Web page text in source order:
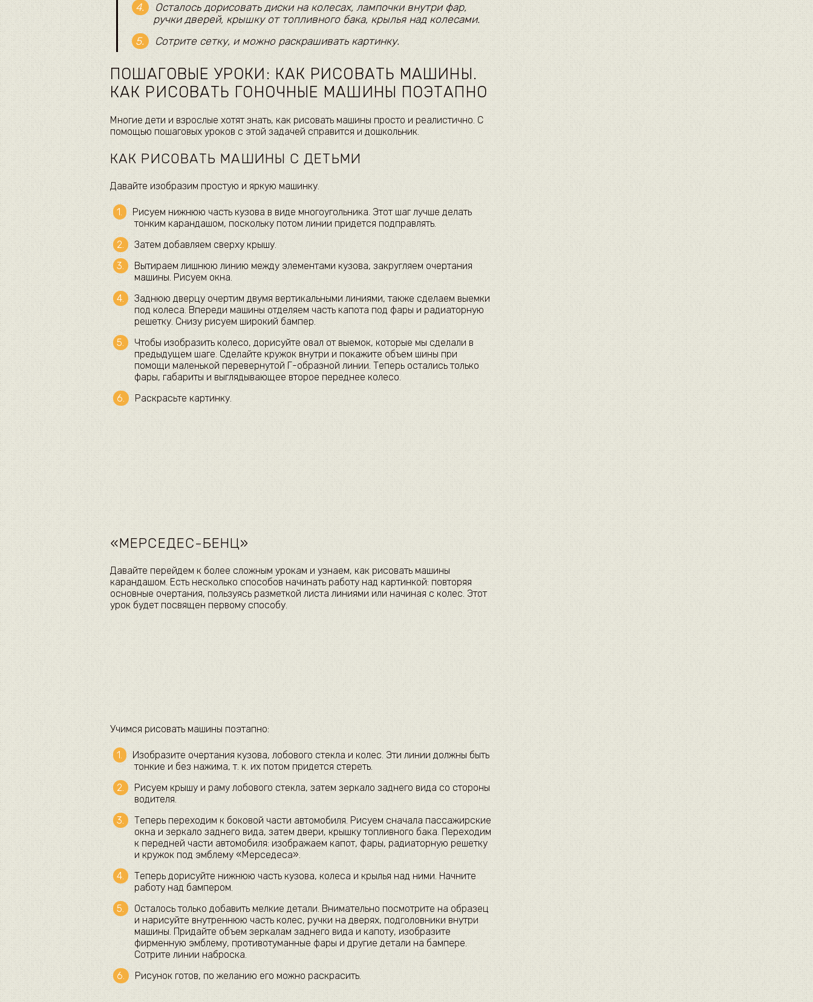
Осталось дорисовать диски на колесах, лампочки внутри фар,
ручки дверей, крышку от топливного бака, крылья над колесами.
Сотрите сетку, и можно раскрашивать картинку.
ПОШАГОВЫЕ УРОКИ: КАК РИСОВАТЬ МАШИНЫ.
КАК РИСОВАТЬ ГОНОЧНЫЕ МАШИНЫ ПОЭТАПНО
Многие дети и взрослые хотят знать, как рисовать машины просто и реалистично. С
помощью пошаговых уроков с этой задачей справится и дошкольник.
КАК РИСОВАТЬ МАШИНЫ С ДЕТЬМИ
Давайте изобразим простую и яркую машинку.
Рисуем нижнюю часть кузова в виде многоугольника. Этот шаг лучше делать
тонким карандашом, поскольку потом линии придется подправлять.
Затем добавляем сверху крышу.
Вытираем лишнюю линию между элементами кузова, закругляем очертания
машины. Рисуем окна.
Заднюю дверцу очертим двумя вертикальными линиями, также сделаем выемки
под колеса. Впереди машины отделяем часть капота под фары и радиаторную
решетку. Снизу рисуем широкий бампер.
Чтобы изобразить колесо, дорисуйте овал от выемок, которые мы сделали в
предыдущем шаге. Сделайте кружок внутри и покажите объем шины при
помощи маленькой перевернутой Г-образной линии. Теперь остались только
фары, габариты и выглядывающее второе переднее колесо.
Раскрасьте картинку.
«МЕРСЕДЕС-БЕНЦ»
Давайте перейдем к более сложным урокам и узнаем, как рисовать машины
карандашом. Есть несколько способов начинать работу над картинкой: повторяя
основные очертания, пользуясь разметкой листа линиями или начиная с колес. Этот
урок будет посвящен первому способу.
Учимся рисовать машины поэтапно:
Изобразите очертания кузова, лобового стекла и колес. Эти линии должны быть
тонкие и без нажима, т. к. их потом придется стереть.
Рисуем крышу и раму лобового стекла, затем зеркало заднего вида со стороны
водителя.
Теперь переходим к боковой части автомобиля. Рисуем сначала пассажирские
окна и зеркало заднего вида, затем двери, крышку топливного бака. Переходим
к передней части автомобиля: изображаем капот, фары, радиаторную решетку
и кружок под эмблему «Мерседеса».
Теперь дорисуйте нижнюю часть кузова, колеса и крылья над ними. Начните
работу над бампером.
Осталось только добавить мелкие детали. Внимательно посмотрите на образец
и нарисуйте внутреннюю часть колес, ручки на дверях, подголовники внутри
машины. Придайте объем зеркалам заднего вида и капоту, изобразите
фирменную эмблему, противотуманные фары и другие детали на бампере.
Сотрите линии наброска.
Рисунок готов, по желанию его можно раскрасить.